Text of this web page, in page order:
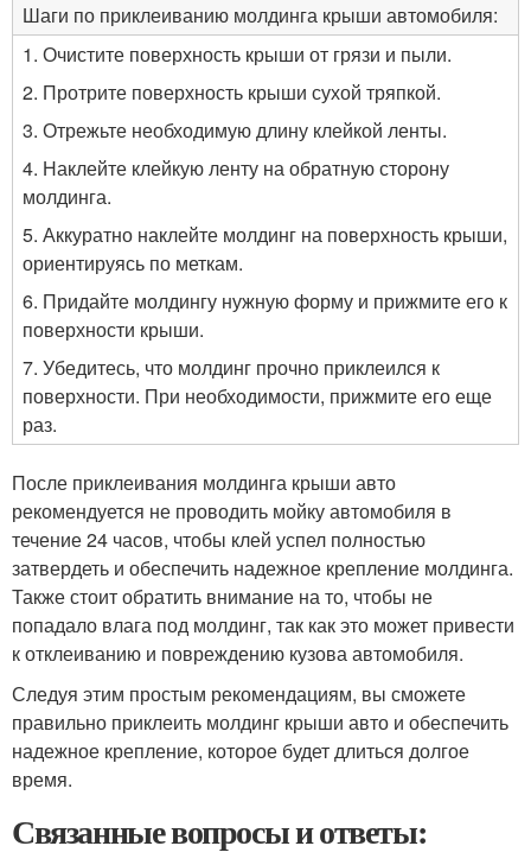
Шаги по приклеиванию молдинга крыши автомобиля:
1. Очистите поверхность крыши от грязи и пыли.
2. Протрите поверхность крыши сухой тряпкой.
3. Отрежьте необходимую длину клейкой ленты.
4. Наклейте клейкую ленту на обратную сторону
молдинга.
5. Аккуратно наклейте молдинг на поверхность крыши,
ориентируясь по меткам.
6. Придайте молдингу нужную форму и прижмите его к
поверхности крыши.
7. Убедитесь, что молдинг прочно приклеился к
поверхности. При необходимости, прижмите его еще
раз.
После приклеивания молдинга крыши авто
рекомендуется не проводить мойку автомобиля в
течение 24 часов, чтобы клей успел полностью
затвердеть и обеспечить надежное крепление молдинга.
Также стоит обратить внимание на то, чтобы не
попадало влага под молдинг, так как это может привести
к отклеиванию и повреждению кузова автомобиля.
Следуя этим простым рекомендациям, вы сможете
правильно приклеить молдинг крыши авто и обеспечить
надежное крепление, которое будет длиться долгое
время.
Связанные вопросы и ответы: